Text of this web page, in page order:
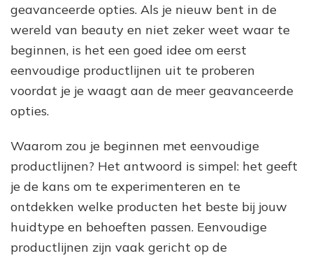
geavanceerde opties. Als je nieuw bent in de
wereld van beauty en niet zeker weet waar te
beginnen, is het een goed idee om eerst
eenvoudige productlijnen uit te proberen
voordat je je waagt aan de meer geavanceerde
opties.
Waarom zou je beginnen met eenvoudige
productlijnen? Het antwoord is simpel: het geeft
je de kans om te experimenteren en te
ontdekken welke producten het beste bij jouw
huidtype en behoeften passen. Eenvoudige
productlijnen zijn vaak gericht op de